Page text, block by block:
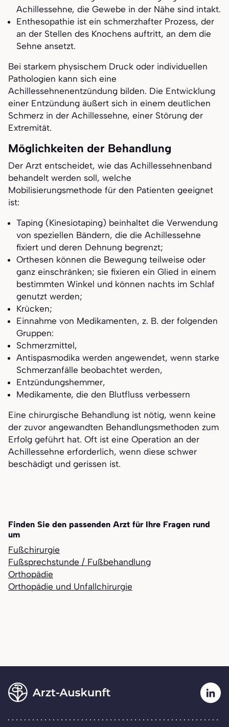
Achillessehne, die Gewebe in der Nähe sind intakt.
Enthesopathie ist ein schmerzhafter Prozess, der
an der Stellen des Knochens auftritt, an dem die
Sehne ansetzt.
Bei starkem physischem Druck oder individuellen
Pathologien kann sich eine
Achillessehnenentzündung bilden. Die Entwicklung
einer Entzündung äußert sich in einem deutlichen
Schmerz in der Achillessehne, einer Störung der
Extremität.
Möglichkeiten der Behandlung
Der Arzt entscheidet, wie das Achillessehnenband
behandelt werden soll, welche
Mobilisierungsmethode für den Patienten geeignet
ist:
Taping (Kinesiotaping) beinhaltet die Verwendung
von speziellen Bändern, die die Achillessehne
fixiert und deren Dehnung begrenzt;
Orthesen können die Bewegung teilweise oder
ganz einschränken; sie fixieren ein Glied in einem
bestimmten Winkel und können nachts im Schlaf
genutzt werden;
Krücken;
Einnahme von Medikamenten, z. B. der folgenden
Gruppen:
Schmerzmittel,
Antispasmodika werden angewendet, wenn starke
Schmerzanfälle beobachtet werden,
Entzündungshemmer,
Medikamente, die den Blutfluss verbessern
Eine chirurgische Behandlung ist nötig, wenn keine
der zuvor angewandten Behandlungsmethoden zum
Erfolg geführt hat. Oft ist eine Operation an der
Achillessehne erforderlich, wenn diese schwer
beschädigt und gerissen ist.
Finden Sie den passenden Arzt für Ihre Fragen rund
um
Fußchirurgie
Fußsprechstunde / Fußbehandlung
Orthopädie
Orthopädie und Unfallchirurgie